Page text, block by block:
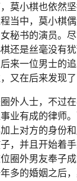
莫小棋也依然坚
当中，莫小棋
秘书的演员。
还是丝毫没有
来一位男士的
又在后来发现了
外人士，不过
业有成的律师
上对方的身份
，并且开始着手
圈外男友奉子
多的婚姻之后